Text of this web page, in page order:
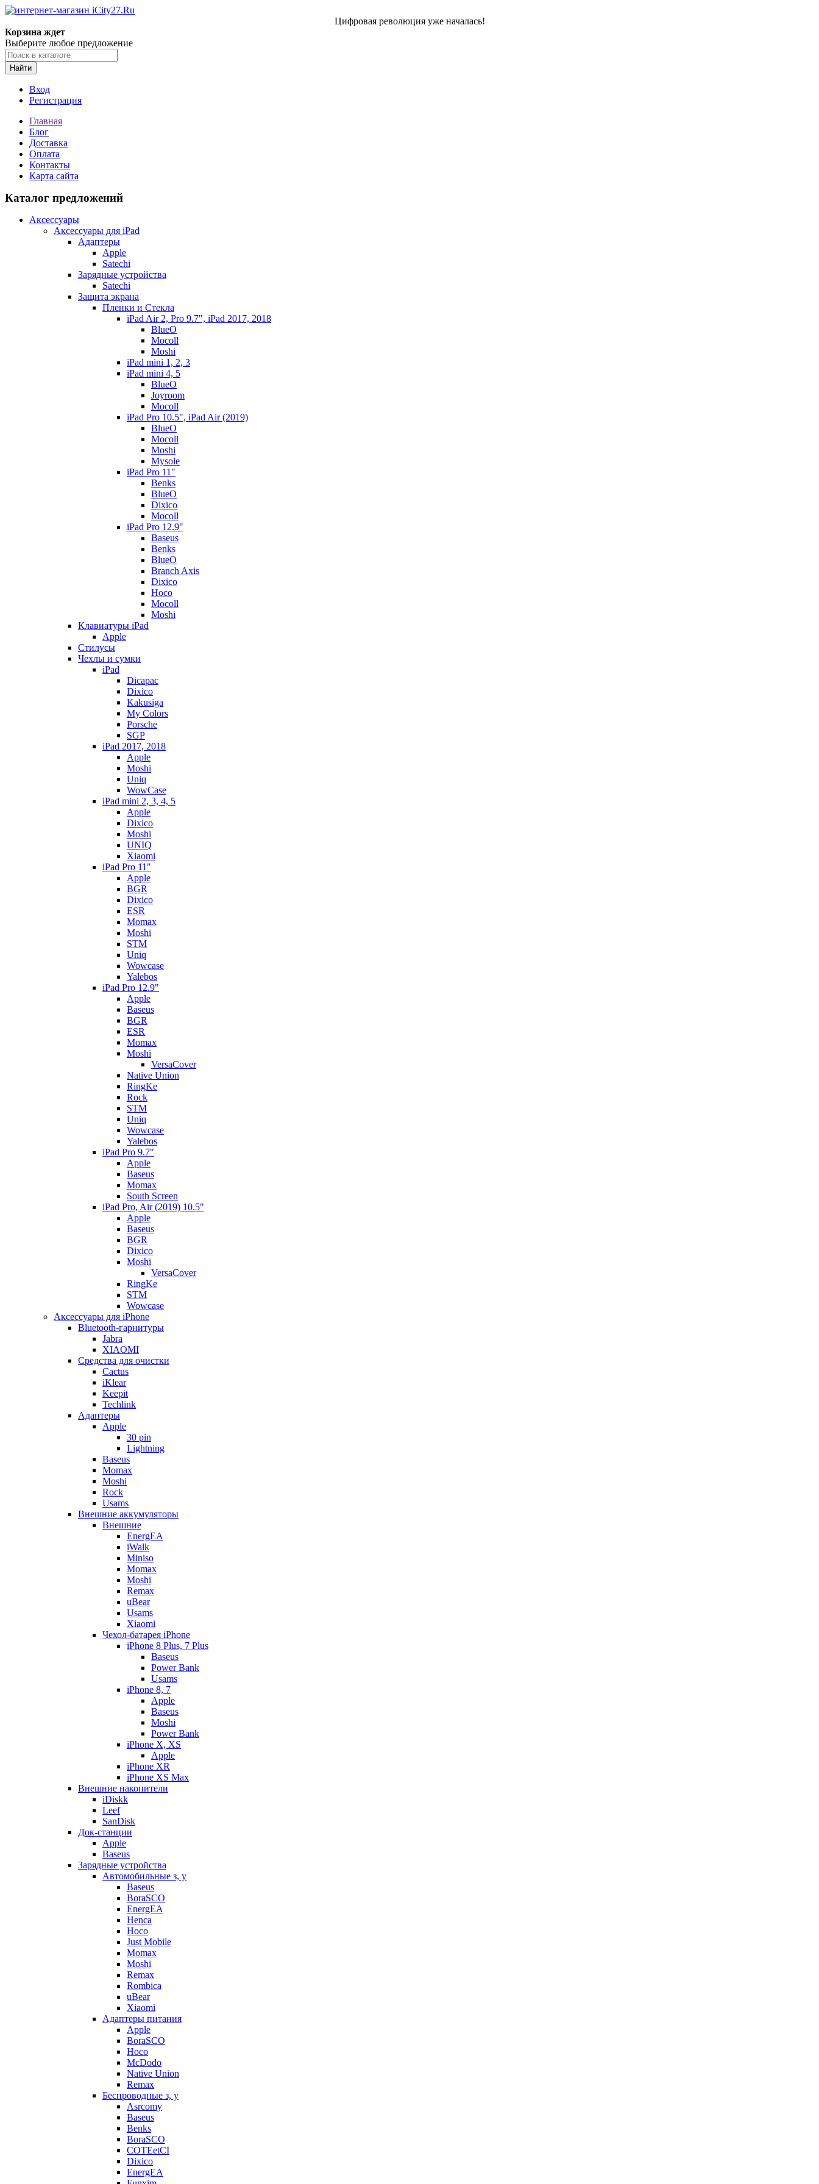
Цифровая революция уже началась!
Корзина ждет
Выберите любое предложение
Найти
Вход
Регистрация
Главная
Блог
Доставка
Оплата
Контакты
Карта сайта
Каталог предложений
Аксессуары
Аксессуары для iPad
Адаптеры
Apple
Satechi
Зарядные устройства
Satechi
Защита экрана
Пленки и Стекла
iPad Air 2, Pro 9.7", iPad 2017, 2018
BlueO
Mocoll
Moshi
iPad mini 1, 2, 3
iPad mini 4, 5
BlueO
Joyroom
Mocoll
iPad Pro 10.5", iPad Air (2019)
BlueO
Mocoll
Moshi
Mysole
iPad Pro 11"
Benks
BlueO
Dixico
Mocoll
iPad Pro 12.9"
Baseus
Benks
BlueO
Branch Axis
Dixico
Hoco
Mocoll
Moshi
Клавиатуры iPad
Apple
Стилусы
Чехлы и сумки
iPad
Dicapac
Dixico
Kakusiga
My Colors
Porsche
SGP
iPad 2017, 2018
Apple
Moshi
Uniq
WowCase
iPad mini 2, 3, 4, 5
Apple
Dixico
Moshi
UNIQ
Xiaomi
iPad Pro 11"
Apple
BGR
Dixico
ESR
Momax
Moshi
STM
Uniq
Wowcase
Yalebos
iPad Pro 12.9"
Apple
Baseus
BGR
ESR
Momax
Moshi
VersaCover
Native Union
RingKe
Rock
STM
Uniq
Wowcase
Yalebos
iPad Pro 9.7"
Apple
Baseus
Momax
South Screen
iPad Pro, Air (2019) 10.5"
Apple
Baseus
BGR
Dixico
Moshi
VersaCover
RingKe
STM
Wowcase
Аксессуары для iPhone
Bluetooth-гарнитуры
Jabra
XIAOMI
Cредства для очистки
Cactus
iKlear
Keepit
Techlink
Адаптеры
Apple
30 pin
Lightning
Baseus
Momax
Moshi
Rock
Usams
Внешние аккумуляторы
Внешние
EnergEA
iWalk
Miniso
Momax
Moshi
Remax
uBear
Usams
Xiaomi
Чехол-батарея iPhone
iPhone 8 Plus, 7 Plus
Baseus
Power Bank
Usams
iPhone 8, 7
Apple
Baseus
Moshi
Power Bank
iPhone X, XS
Apple
iPhone XR
iPhone XS Max
Внешние накопители
iDiskk
Leef
SanDisk
Док-станции
Apple
Baseus
Зарядные устройства
Автомобильные з, у
Baseus
BoraSCO
EnergEA
Henca
Hoco
Just Mobile
Momax
Moshi
Remax
Rombica
uBear
Xiaomi
Адаптеры питания
Apple
BoraSCO
Hoco
McDodo
Native Union
Remax
Беспроводные з, у
Asrcomy
Baseus
Benks
BoraSCO
COTEetCI
Dixico
EnergEA